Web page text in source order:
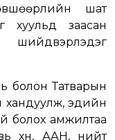
шат
хуульд заасан
шийдвэрлэдэг
болон Татварын
хандуулж, эдийн
болох амжилтаа
хүн, ААН, нийт